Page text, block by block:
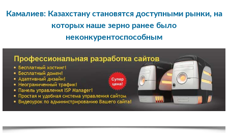
Камалиев: Казахстану становятся доступными рынки, на
которых наше зерно ранее было
неконкурентоспособным